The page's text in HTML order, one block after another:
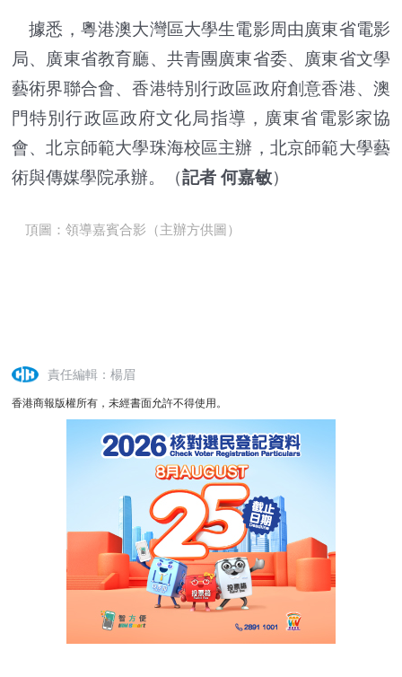
據悉，粵港澳大灣區大學生電影周由廣東省電影
局、廣東省教育廳、共青團廣東省委、廣東省文學
藝術界聯合會、香港特別行政區政府創意香港、澳
門特別行政區政府文化局指導，廣東省電影家協
會、北京師範大學珠海校區主辦，北京師範大學藝
術與傳媒學院承辦。（記者 何嘉敏）
頂圖：領導嘉賓合影（主辦方供圖）
責任編輯：楊眉
香港商報版權所有，未經書面允許不得使用。